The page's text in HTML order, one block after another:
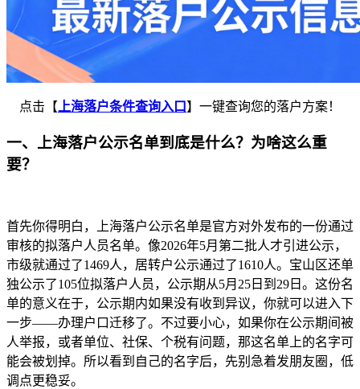
点击【 上海落户条件查询入口 】一键查询您的落户方案！
一、上海落户公示名单到底是什么？为啥这么重
要？
首先你得明白，上海落户公示名单是官方对外发布的一份通过
审核的拟落户人员名单。像2026年5月第二批人才引进公示，
市级就通过了1469人，居转户公示通过了1610人。宝山区还单
独公示了105位拟落户人员，公示期从5月25日到29日。这份名
单的意义在于，公示期内如果没有收到异议，你就可以进入下
一步——办理户口迁移了。不过要小心，如果你在公示期间被
人举报，或者单位、社保、个税有问题，那这名单上的名字可
能会被划掉。所以看到自己的名字后，先别急着发朋友圈，低
调点更稳妥。